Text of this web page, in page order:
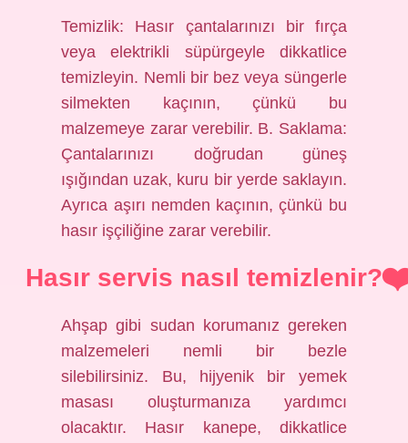
Temizlik: Hasır çantalarınızı bir fırça
veya elektrikli süpürgeyle dikkatlice
temizleyin. Nemli bir bez veya süngerle
silmekten kaçının, çünkü bu
malzemeye zarar verebilir. B. Saklama:
Çantalarınızı doğrudan güneş
ışığından uzak, kuru bir yerde saklayın.
Ayrıca aşırı nemden kaçının, çünkü bu
hasır işçiliğine zarar verebilir.
Hasır servis nasıl temizlenir?
Ahşap gibi sudan korumanız gereken
malzemeleri nemli bir bezle
silebilirsiniz. Bu, hijyenik bir yemek
masası oluşturmanıza yardımcı
olacaktır. Hasır kanepe, dikkatlice